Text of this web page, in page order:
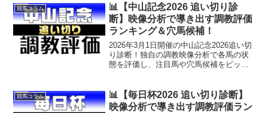
日朝に無料穴馬情報を配信中！
競馬コラム
📊【中山記念2026 追い切り診
断】映像分析で導き出す調教評価
ランキング＆穴馬候補！
2026年3月1日開催の中山記念2026追い切
り診断！独自の調教映像分析で各馬の状
態を評価し、注目馬や穴馬候補をピック
に無料穴馬情報を配信中！
競馬コラム
📊【毎日杯2026 追い切り診断】
映像分析で導き出す調教評価ラン